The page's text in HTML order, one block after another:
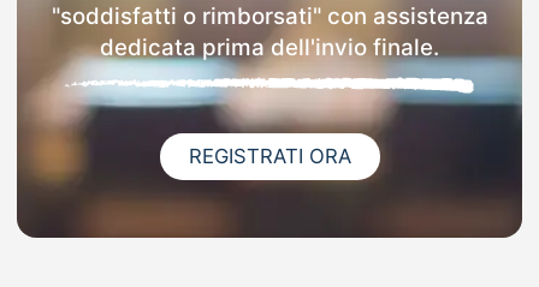
"soddisfatti o rimborsati" con assistenza
dedicata prima dell'invio finale.
REGISTRATI ORA